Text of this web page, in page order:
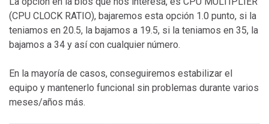
(CPU CLOCK RATIO), bajaremos esta opción 1.0 punto, si la
teniamos en 20.5, la bajamos a 19.5, si la teniamos en 35, la
bajamos a 34 y así con cualquier número.
En la mayoría de casos, conseguiremos estabilizar el
equipo y mantenerlo funcional sin problemas durante varios
meses/años más.